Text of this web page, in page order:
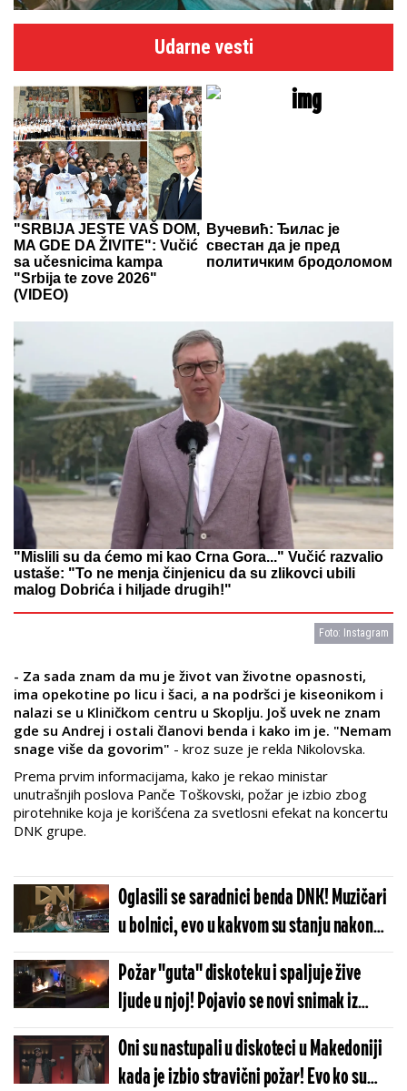
Foto: Instagram
Udarne vesti
"SRBIJA JESTE VAŠ DOM,
MA GDE DA ŽIVITE": Vučić
sa učesnicima kampa
"Srbija te zove 2026"
(VIDEO)
Вучевић: Ђилас је
свестан да је пред
политичким бродоломом
"Mislili su da ćemo mi kao Crna Gora..." Vučić razvalio
ustaše: "To ne menja činjenicu da su zlikovci ubili
malog Dobrića i hiljade drugih!"
- Za sada znam da mu je život van životne opasnosti,
ima opekotine po licu i šaci, a na podršci je kiseonikom i
nalazi se u Kliničkom centru u Skoplju. Još uvek ne znam
gde su Andrej i ostali članovi benda i kako im je. "Nemam
snage više da govorim" - kroz suze je rekla Nikolovska.
Prema prvim informacijama, kako je rekao ministar
unutrašnjih poslova Panče Toškovski, požar je izbio zbog
pirotehnike koja je korišćena za svetlosni efekat na koncertu
DNK grupe.
Oglasili se saradnici benda DNK! Muzičari
u bolnici, evo u kakvom su stanju nakon
požara
Požar ''guta'' diskoteku i spaljuje žive
ljude u njoj! Pojavio se novi snimak iz
Kočana, spasioci ispod ruševina tragaju
za telima i povređenima! (VIDEO)
Oni su nastupali u diskoteci u Makedoniji
kada je izbio stravični požar! Evo ko su